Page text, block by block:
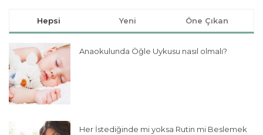
Hepsi Yeni Öne Çıkan
Anaokulunda Öğle Uykusu nasıl olmalı?
Her İstediğinde mi yoksa Rutin mi Beslemek